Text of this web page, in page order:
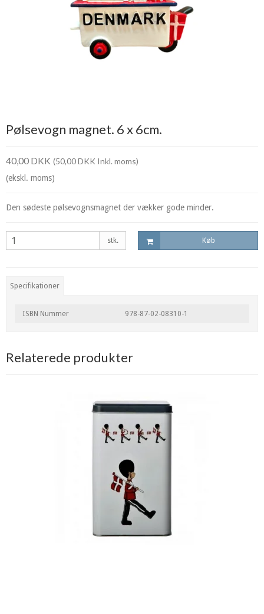
Pølsevogn magnet. 6 x 6cm.
40,00 DKK (50,00 DKK Inkl. moms)
(ekskl. moms)
Den sødeste pølsevognsmagnet der vækker gode minder.
stk. Køb
Specifikationer
ISBN Nummer 978-87-02-08310-1
Relaterede produkter